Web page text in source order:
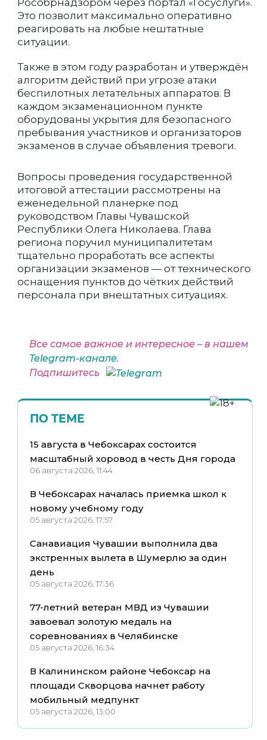
Рособрнадзором через портал «Госуслуги».
Это позволит максимально оперативно
реагировать на любые нештатные
ситуации.
Также в этом году разработан и утверждён
алгоритм действий при угрозе атаки
беспилотных летательных аппаратов. В
каждом экзаменационном пункте
оборудованы укрытия для безопасного
пребывания участников и организаторов
экзаменов в случае объявления тревоги.
Вопросы проведения государственной
итоговой аттестации рассмотрены на
еженедельной планерке под
руководством Главы Чувашской
Республики Олега Николаева. Глава
региона поручил муниципалитетам
тщательно проработать все аспекты
организации экзаменов — от технического
оснащения пунктов до чётких действий
персонала при внештатных ситуациях.
Все самое важное и интересное – в нашем
Telegram-канале.
Подпишитесь
ПО ТЕМЕ
15 августа в Чебоксарах состоится
масштабный хоровод в честь Дня города
06 августа 2026, 11:44
В Чебоксарах началась приемка школ к
новому учебному году
05 августа 2026, 17:57
Санавиация Чувашии выполнила два
экстренных вылета в Шумерлю за один
день
05 августа 2026, 17:36
77-летний ветеран МВД из Чувашии
завоевал золотую медаль на
соревнованиях в Челябинске
05 августа 2026, 16:34
В Калининском районе Чебоксар на
площади Скворцова начнет работу
мобильный медпункт
05 августа 2026, 13:00